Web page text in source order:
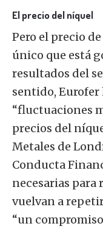
El precio del níquel
Pero el precio
único que está
resultados del
sentido, Eurofer
“fluctuaciones
precios del
Metales de
Conducta
necesarias para
vuelvan a
“un